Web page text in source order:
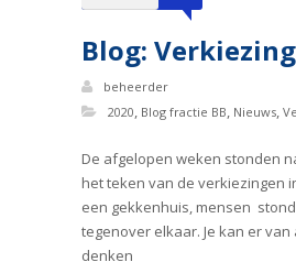
Blog:
beheerder
2020, Blog fractie BB, Nieuws,
De afgelopen weken stonden
het teken van de verkiezingen
een gekkenhuis, mensen
tegenover elkaar. Je kan er van
denken